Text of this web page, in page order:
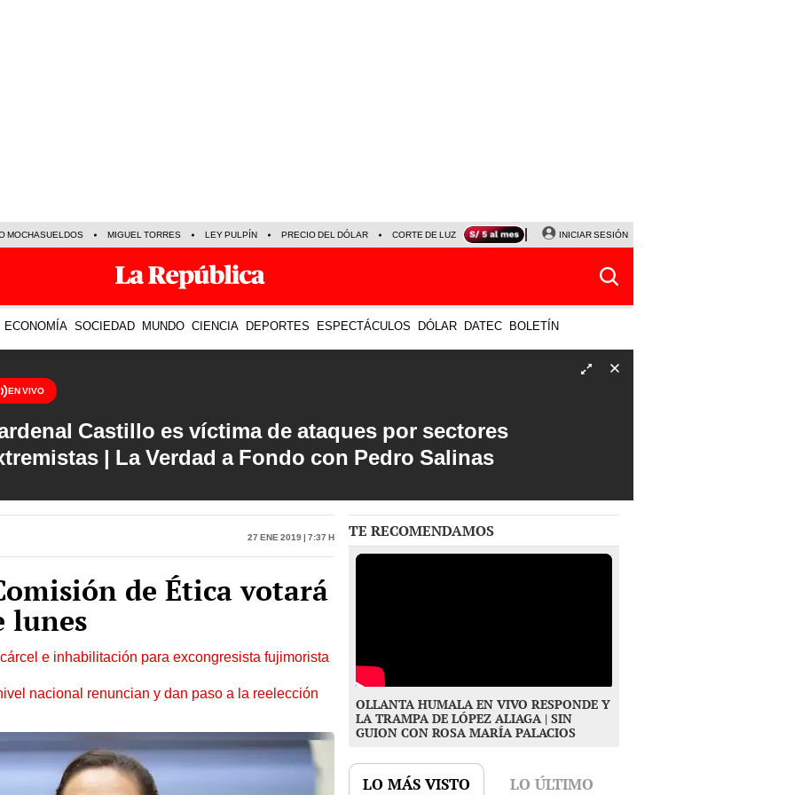
MOCHASUELDOS MIGUEL TORRES LEY PULPÍN PRECIO DEL DÓLAR CORTE DE LUZ VIERNES 7 DE AGOSTO ALBERTO BENAVIDES
INICIAR SESIÓN
ECONOMÍA SOCIEDAD MUNDO CIENCIA DEPORTES ESPECTÁCULOS DÓLAR DATEC BOLETÍN
EN VIVO
Castillo es víctima de ataques por sectores
| La Verdad a Fondo con Pedro Salinas
27 Ene 2019 | 7:37 h
de Ética votará
lunes
e inhabilitación para excongresista fujimorista
nacional renuncian y dan paso a la reelección
TE RECOMENDAMOS
OLLANTA HUMALA EN VIVO RESPONDE Y
LA TRAMPA DE LÓPEZ ALIAGA | SIN
GUION CON ROSA MARÍA PALACIOS
LO MÁS VISTO LO ÚLTIMO